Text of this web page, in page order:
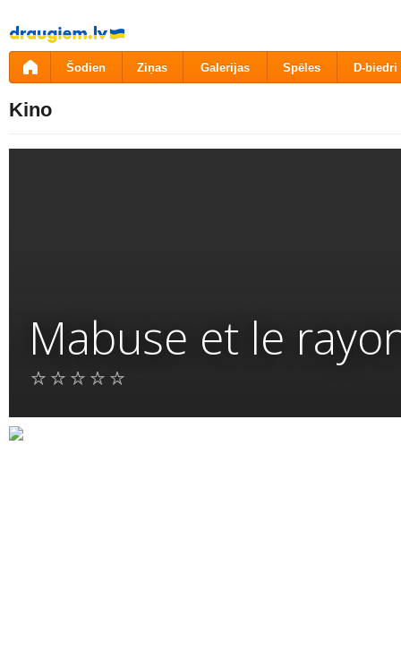
Pāriet
uz
saturu
Šodien Ziņas Galerijas Spēles D-biedri
Kino
Mabuse et le